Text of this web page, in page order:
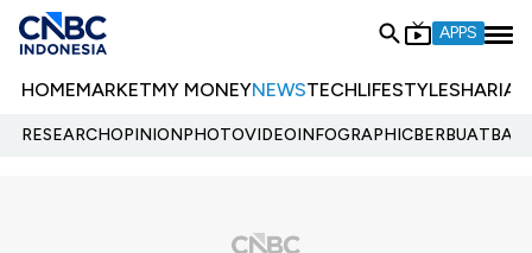
APPS
HOMEMARKETMY MONEYNEWSTECHLIFESTYLESHARIA
RESEARCHOPINIONPHOTOVIDEOINFOGRAPHIC